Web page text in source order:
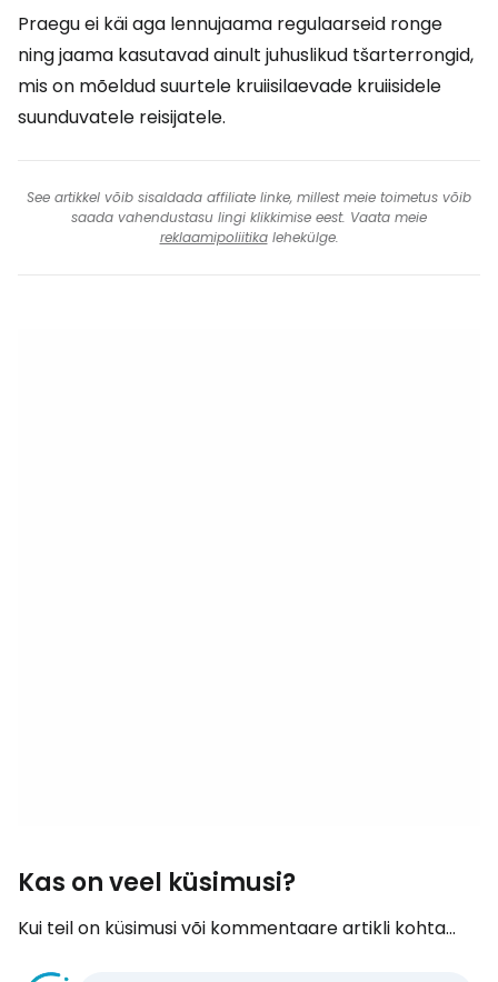
Praegu ei käi aga lennujaama regulaarseid ronge
ning jaama kasutavad ainult juhuslikud tšarterrongid,
mis on mõeldud suurtele kruiisilaevade kruiisidele
suunduvatele reisijatele.
See artikkel võib sisaldada affiliate linke, millest meie toimetus võib
saada vahendustasu lingi klikkimise eest. Vaata meie
reklaamipoliitikalehekülge.
Kas on veel küsimusi?
Kui teil on küsimusi või kommentaare artikli kohta...